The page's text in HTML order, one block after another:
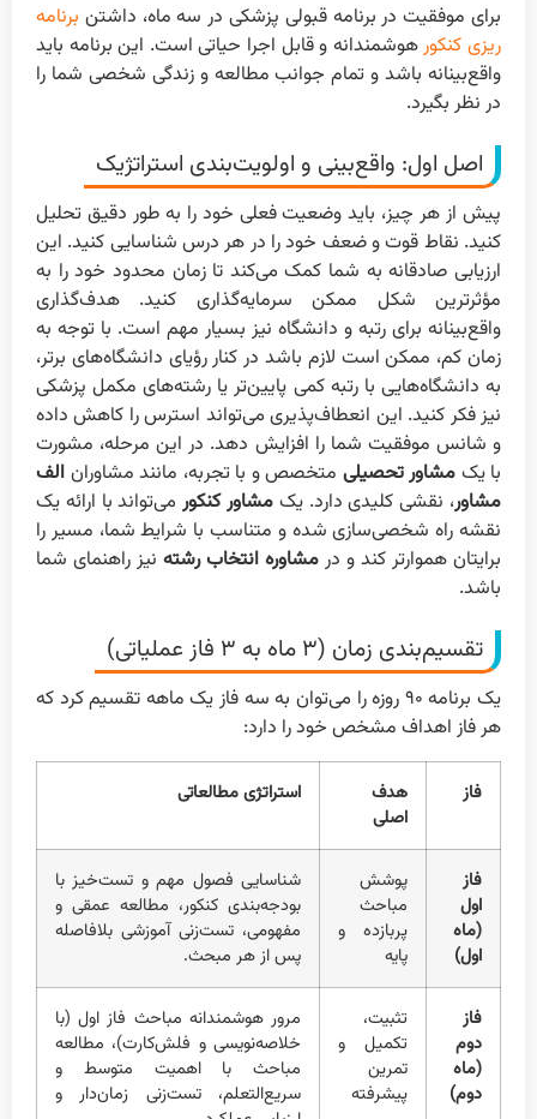
برای موفقیت در برنامه قبولی پزشکی در سه ماه، داشتن برنامه
ریزی کنکورهوشمندانه و قابل اجرا حیاتی است. این برنامه باید
واقع‌بینانه باشد و تمام جوانب مطالعه و زندگی شخصی شما را
در نظر بگیرد.
اصل اول: واقع‌بینی و اولویت‌بندی استراتژیک
پیش از هر چیز، باید وضعیت فعلی خود را به طور دقیق تحلیل
کنید. نقاط قوت و ضعف خود را در هر درس شناسایی کنید. این
ارزیابی صادقانه به شما کمک می‌کند تا زمان محدود خود را به
مؤثرترین شکل ممکن سرمایه‌گذاری کنید. هدف‌گذاری
واقع‌بینانه برای رتبه و دانشگاه نیز بسیار مهم است. با توجه به
زمان کم، ممکن است لازم باشد در کنار رؤیای دانشگاه‌های برتر،
به دانشگاه‌هایی با رتبه کمی پایین‌تر یا رشته‌های مکمل پزشکی
نیز فکر کنید. این انعطاف‌پذیری می‌تواند استرس را کاهش داده
و شانس موفقیت شما را افزایش دهد. در این مرحله، مشورت
با یک مشاور تحصیلی متخصص و با تجربه، مانند مشاوران الف
مشاور، نقشی کلیدی دارد. یک مشاور کنکورمی‌تواند با ارائه یک
نقشه راه شخصی‌سازی شده و متناسب با شرایط شما، مسیر را
برایتان هموارتر کند و در مشاوره انتخاب رشته نیز راهنمای شما
باشد.
تقسیم‌بندی زمان (۳ ماه به ۳ فاز عملیاتی)
یک برنامه ۹۰ روزه را می‌توان به سه فاز یک ماهه تقسیم کرد که
هر فاز اهداف مشخص خود را دارد:
فاز
هدف
اصلی
استراتژی مطالعاتی
فاز
اول
(ماه
اول)
پوشش
مباحث
پربازده و
پایه
شناسایی فصول مهم و تست‌خیز با
بودجه‌بندی کنکور، مطالعه عمقی و
مفهومی، تست‌زنی آموزشی بلافاصله
پس از هر مبحث.
فاز
دوم
(ماه
دوم)
تثبیت،
تکمیل و
تمرین
پیشرفته
مرور هوشمندانه مباحث فاز اول (با
خلاصه‌نویسی و فلش‌کارت)، مطالعه
مباحث با اهمیت متوسط و
سریع‌التعلم، تست‌زنی زمان‌دار و